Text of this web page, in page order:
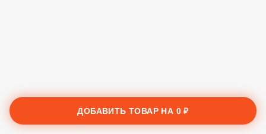
ДОБАВИТЬ ТОВАР НА 0 ₽